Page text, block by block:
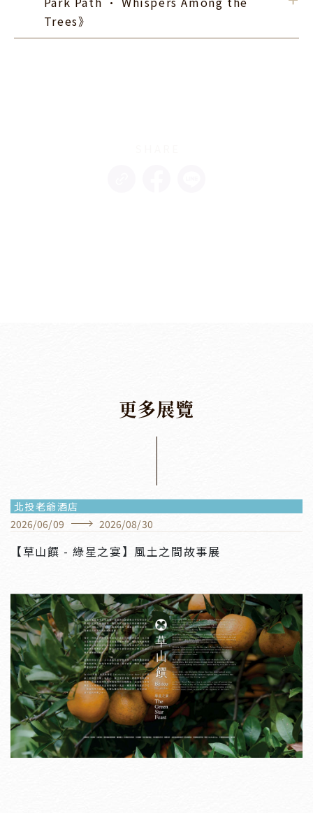
的居民、滑手機的情侶、下過雨後的地板、卡在縫裡的
葉子，聽見的有趣的對話，或是跟我對話的陌生人，一
Trees》
．
媒體報導
Shopping Design｜用藝術串連城市中的美好
更多展覽
北投老爺酒店
2026/06/09 2026/08/30
【草山饌 - 綠星之宴】風土之間故事展